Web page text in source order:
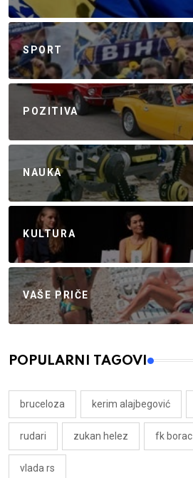
SPORT
POZITIVA
NAUKA
KULTURA
VAŠE PRIČE
POPULARNI TAGOVI
bruceloza kerim alajbegović
rudari zukan helez fk borac
vlada rs